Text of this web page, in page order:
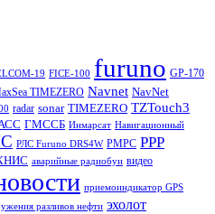
19 FICE-100 furuno GP-170
TIMEZERO Navnet NavNet
radar sonar TIMEZERO TZTouch3
ГМССБ Инмарсат Навигационный
РЛС Furuno DRS4W РМРС РРР
аварийные радиобуи видео
приемоиндикатор GPS
разливов нефти эхолот